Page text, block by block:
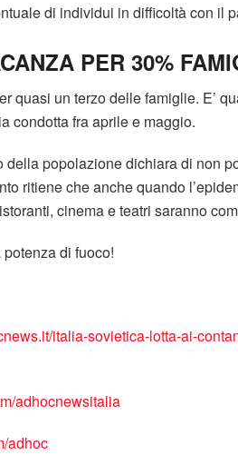
di individui in difficoltà con il
PER 30%
quasi un terzo delle famiglie. E’
condotta fra aprile e maggio.
della popolazione dichiara di non
ritiene che anche quando
cinema e teatri saranno
di fuoco!
italia-sovietica-lotta-ai-
adhocnewsitalia
adhoc